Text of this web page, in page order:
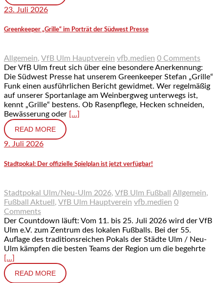
23. Juli 2026
Greenkeeper „Grille“ im Porträt der Südwest Presse
Allgemein, VfB Ulm Hauptverein vfb.medien 0 Comments
Der VfB Ulm freut sich über eine besondere Anerkennung:
Die Südwest Presse hat unserem Greenkeeper Stefan „Grille“
Funk einen ausführlichen Bericht gewidmet. Wer regelmäßig
auf unserer Sportanlage am Weinbergweg unterwegs ist,
kennt „Grille“ bestens. Ob Rasenpflege, Hecken schneiden,
Bewässerung oder […]
READ MORE
9. Juli 2026
Stadtpokal: Der offizielle Spielplan ist jetzt verfügbar!
Stadtpokal Ulm/Neu-Ulm 2026, VfB Ulm Fußball Allgemein,
Fußball Aktuell , VfB Ulm Hauptverein vfb.medien 0
Comments
Der Countdown läuft: Vom 11. bis 25. Juli 2026 wird der VfB
Ulm e.V. zum Zentrum des lokalen Fußballs. Bei der 55.
Auflage des traditionsreichen Pokals der Städte Ulm / Neu-
Ulm kämpfen die besten Teams der Region um die begehrte
[…]
READ MORE